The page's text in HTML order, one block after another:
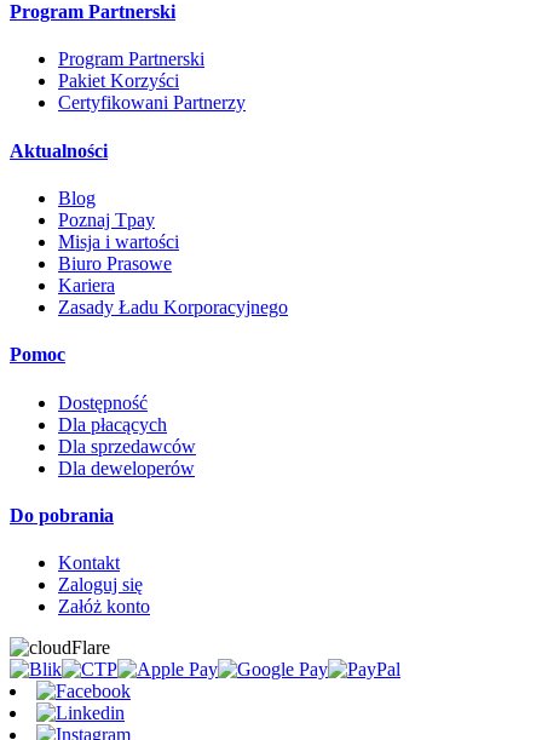
Program Partnerski
Program Partnerski
Pakiet Korzyści
Certyfikowani Partnerzy
Aktualności
Blog
Poznaj Tpay
Misja i wartości
Biuro Prasowe
Kariera
Zasady Ładu Korporacyjnego
Pomoc
Dostępność
Dla płacących
Dla sprzedawców
Dla deweloperów
Do pobrania
Kontakt
Zaloguj się
Załóż konto